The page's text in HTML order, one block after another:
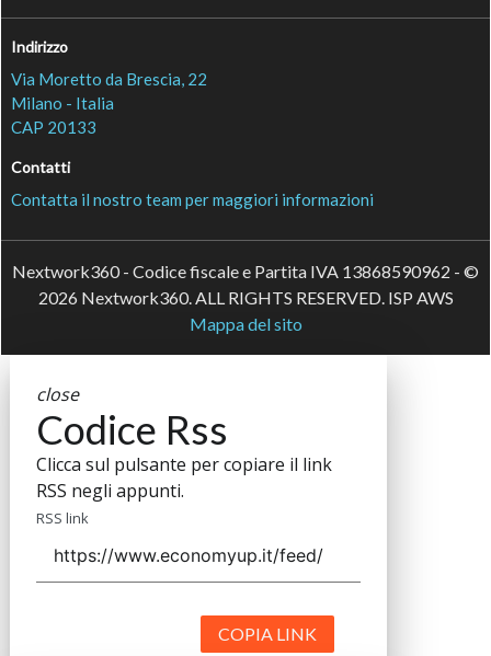
Indirizzo
Via Moretto da Brescia, 22
Milano - Italia
CAP 20133
Contatti
Contatta il nostro team per maggiori informazioni
Nextwork360 - Codice fiscale e Partita IVA 13868590962 - ©
2026 Nextwork360. ALL RIGHTS RESERVED. ISP AWS
Mappa del sito
close
Codice Rss
Clicca sul pulsante per copiare il link
RSS negli appunti.
RSS link
COPIA LINK